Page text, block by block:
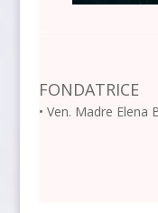
FONDATRICE
• Ven. Madre Elena